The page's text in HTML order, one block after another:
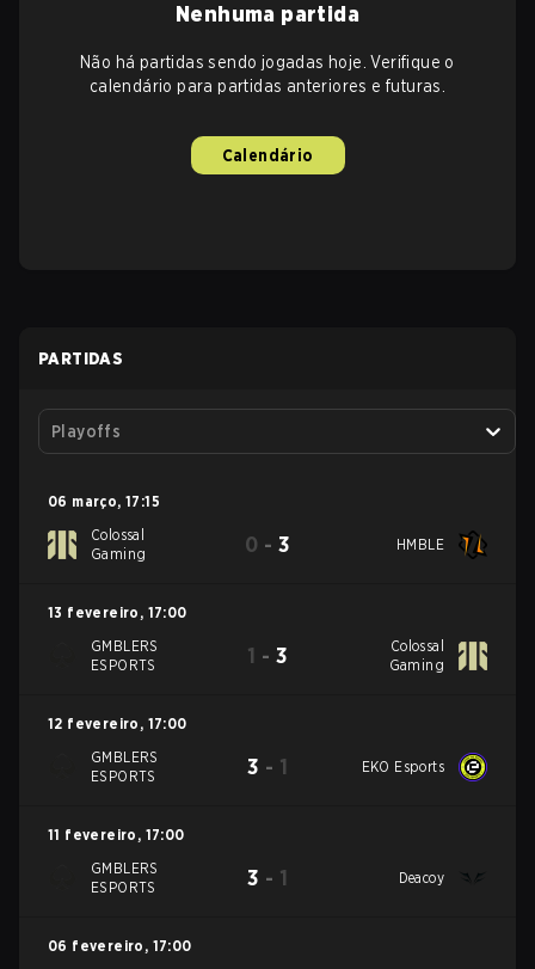
Nenhuma partida
Não há partidas sendo jogadas hoje. Verifique o
calendário para partidas anteriores e futuras.
Calendário
PARTIDAS
Playoffs
06 março, 17:15
Colossal
Gaming
0 - 3 HMBLE
13 fevereiro , 17:00
GMBLERS
ESPORTS
1 - 3
Colossal
Gaming
12 fevereiro , 17:00
GMBLERS
ESPORTS
3 - 1 EKO Esports
11 fevereiro , 17:00
GMBLERS
ESPORTS
3 - 1 Deacoy
06 fevereiro , 17:00